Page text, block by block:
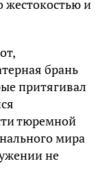
и
брань
притягивал
тюремной
мира
не